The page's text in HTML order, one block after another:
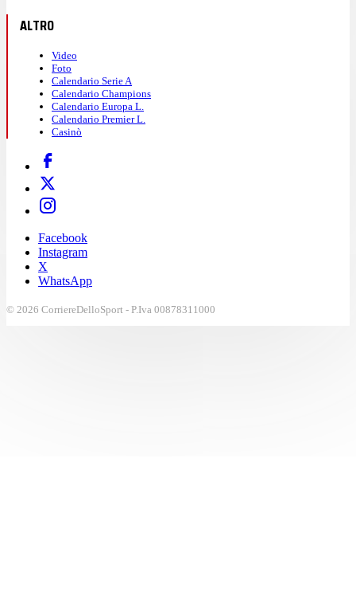
ALTRO
Video
Foto
Calendario Serie A
Calendario Champions
Calendario Europa L.
Calendario Premier L.
Casinò
Facebook
Instagram
X
WhatsApp
© 2026 CorriereDelloSport - P.Iva 00878311000